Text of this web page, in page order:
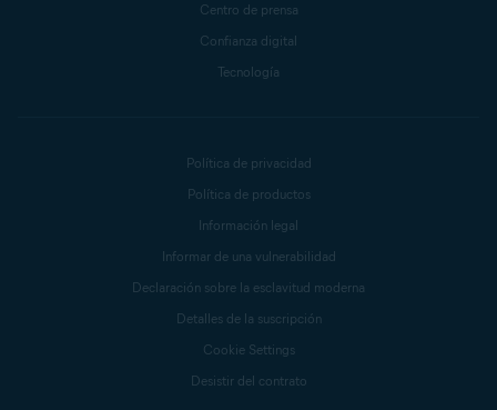
Centro de prensa
Confianza digital
Tecnología
Política de privacidad
Política de productos
Información legal
Informar de una vulnerabilidad
Declaración sobre la esclavitud moderna
Detalles de la suscripción
Cookie Settings
Desistir del contrato